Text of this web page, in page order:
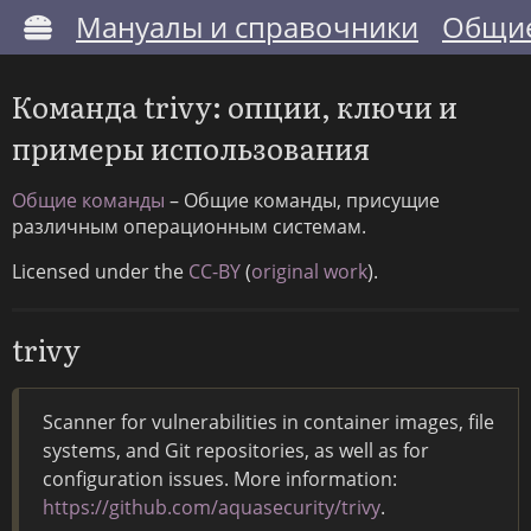
Мануалы и справочники
Команда trivy: опции, ключи и
примеры использования
Общие команды – Общие команды, присущие
различным операционным системам.
Licensed under the CC-BY(original work).
trivy
Scanner for vulnerabilities in container images, file
systems, and Git repositories, as well as for
configuration issues. More information:
https://github.com/aquasecurity/trivy.